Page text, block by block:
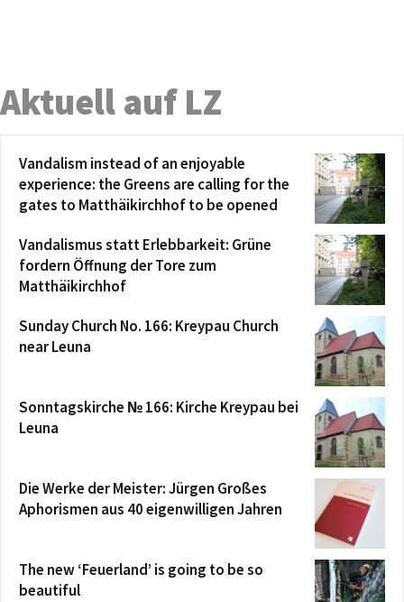
Aktuell auf LZ
Vandalism instead of an enjoyable
experience: the Greens are calling for the
gates to Matthäikirchhof to be opened
Vandalismus statt Erlebbarkeit: Grüne
fordern Öffnung der Tore zum
Matthäikirchhof
Sunday Church No. 166: Kreypau Church
near Leuna
Sonntagskirche № 166: Kirche Kreypau bei
Leuna
Die Werke der Meister: Jürgen Großes
Aphorismen aus 40 eigenwilligen Jahren
The new ‘Feuerland’ is going to be so
beautiful